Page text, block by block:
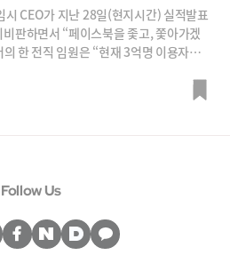
시 CEO가 지난 28일(현지시간) 실적발표
판하면서 “페이스북을 좇고, 쫓아가겠
한 전직 임원은 “현재 3억명 이용자부터
Pixabay, 트위터
Follow Us